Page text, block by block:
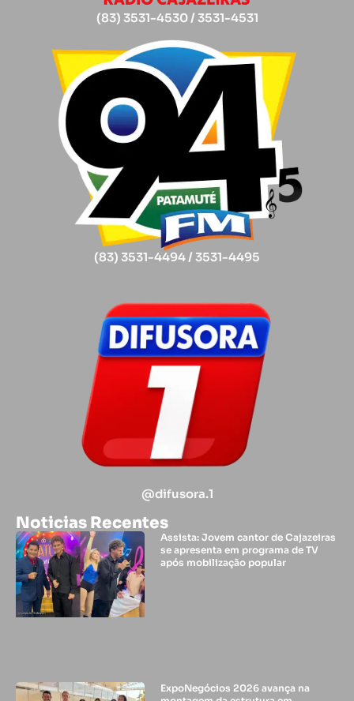
(83) 3531-4530 / 3531-4531
(83) 3531-4494 / 3531-4495
@difusora.1
Noticias Recentes
Assista: Jovem cantor de Cajazeiras
se apresenta em programa de TV
após mobilização popular
ExpoNegócios 2026 avança na